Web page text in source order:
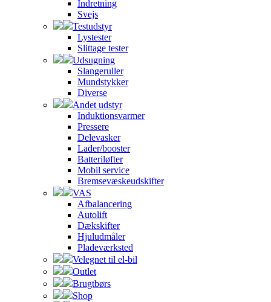
Indretning
Svejs
Testudstyr
Lystester
Slittage tester
Udsugning
Slangeruller
Mundstykker
Diverse
Andet udstyr
Induktionsvarmer
Pressere
Delevasker
Lader/booster
Batteriløfter
Mobil service
Bremsevæskeudskifter
VAS
Afbalancering
Autolift
Dækskifter
Hjuludmåler
Pladeværksted
Velegnet til el-bil
Outlet
Brugtbørs
Shop